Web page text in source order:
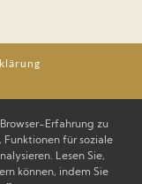
Erfahrung zu
Funktionen für soziale
Lesen Sie,
können, indem Sie